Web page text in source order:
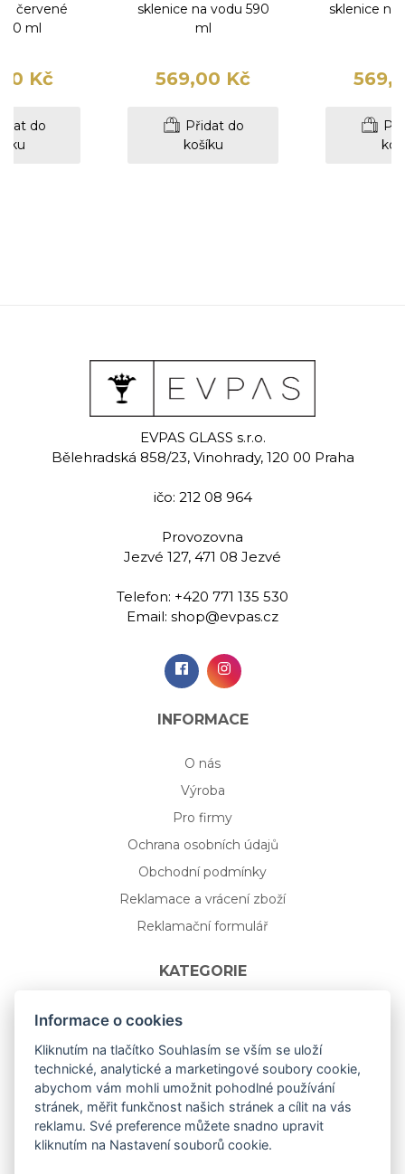
červené
ml
Kč
do
sklenice na vodu 590
ml
569,00 Kč
Přidat do
košíku
sklenice na
Rowan
Ručně rytá sklenice na
šampaňské 200 ml
599,00 Kč
Přidat do
košíku
EVPAS GLASS s.r.o.
Bělehradská 858/23, Vinohrady, 120 00 Praha
ičo: 212 08 964
Provozovna
Jezvé 127, 471 08 Jezvé
Telefon: +420 771 135 530
Email: shop@evpas.cz
INFORMACE
O nás
Výroba
Pro firmy
Ochrana osobních údajů
Obchodní podmínky
Reklamace a vrácení zboží
Reklamační formulář
KATEGORIE
Nápojové sklo
Bydlení
Dárkový poukaz na míru
Mystery box
Kolekce
NOVÁ rozkvetlá KOLEKCE 🌸🌼
Informace o cookies
Kliknutím na tlačítko Souhlasím se vším se uloží
technické, analytické a marketingové soubory cookie,
abychom vám mohli umožnit pohodlné používání
stránek, měřit funkčnost našich stránek a cílit na vás
reklamu. Své preference můžete snadno upravit
kliknutím na Nastavení souborů cookie.